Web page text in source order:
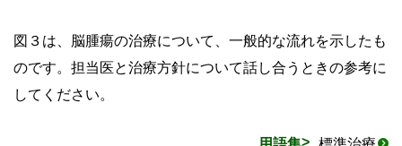
図３は、脳腫瘍の治療について、一般的な流れを示したも
のです。担当医と治療方針について話し合うときの参考に
してください。